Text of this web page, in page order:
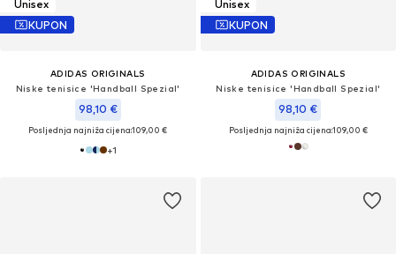
Unisex
KUPON
ADIDAS ORIGINALS
Niske tenisice 'Handball Spezial'
98,10 €
Posljednja najniža cijena:109,00 €
+1
Unisex
KUPON
ADIDAS ORIGINALS
Niske tenisice 'Handball Spezial'
98,10 €
Posljednja najniža cijena:109,00 €